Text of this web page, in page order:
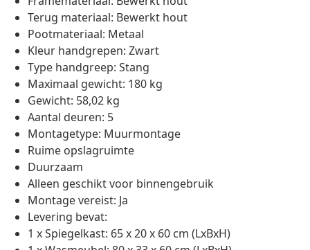
Terug materiaal: Bewerkt hout
Pootmateriaal: Metaal
Kleur handgrepen: Zwart
Type handgreep: Stang
Maximaal gewicht: 180 kg
Gewicht: 58,02 kg
Aantal deuren: 5
Montagetype: Muurmontage
Ruime opslagruimte
Duurzaam
Alleen geschikt voor binnengebruik
Montage vereist: Ja
Levering bevat:
1 x Spiegelkast: 65 x 20 x 60 cm (LxBxH)